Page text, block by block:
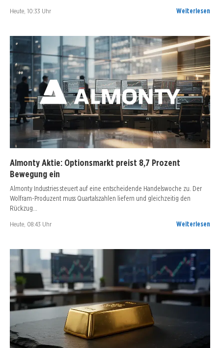
Heute, 10:33 Uhr Weiterlesen
Almonty Aktie: Optionsmarkt preist 8,7 Prozent
Bewegung ein
Almonty Industries steuert auf eine entscheidende Handelswoche zu. Der
Wolfram-Produzent muss Quartalszahlen liefern und gleichzeitig den
Rückzug…
Heute, 08:43 Uhr Weiterlesen